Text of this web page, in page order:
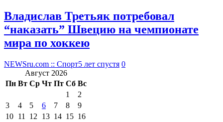
Владислав Третьяк потребовал
“наказать” Швецию на чемпионате
мира по хоккею
NEWSru.com :: Спорт5 лет спустя 0
Август 2026
Пн Вт Ср Чт Пт Сб Вс
1
2
3
4 5 6 7 8
9
10 11 12 13 14 15 16